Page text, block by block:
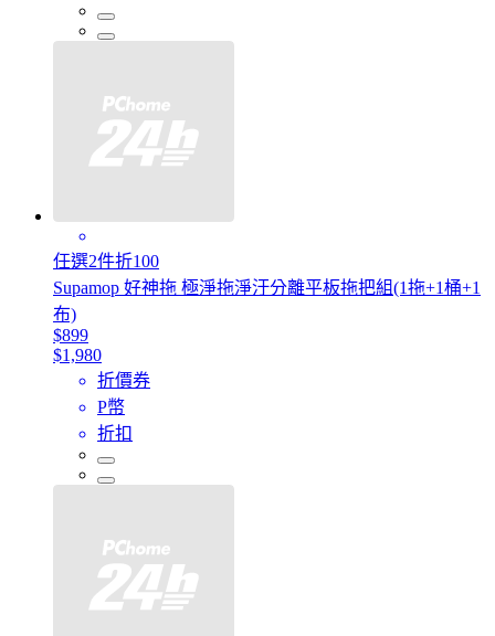
任選2件折100
Supamop 好神拖 極淨拖淨汙分離平板拖把組(1拖+1桶+1
布)
$899
$1,980
折價券
P幣
折扣